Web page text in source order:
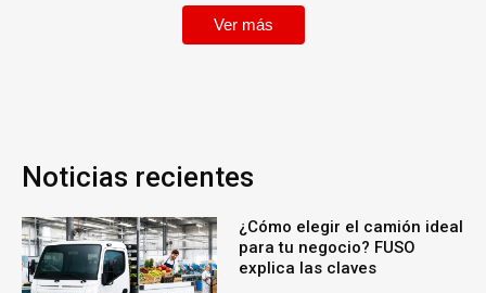
Ver más
Noticias recientes
¿Cómo elegir el camión ideal
para tu negocio? FUSO
explica las claves